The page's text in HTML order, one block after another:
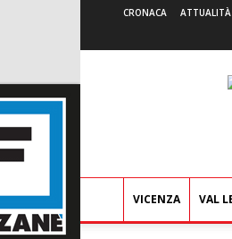
CRONACA ATTUALITÀ
VICENZA VAL